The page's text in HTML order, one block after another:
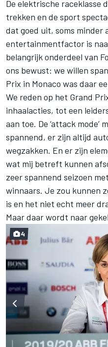
De elektrische raceklasse
trekken en de sport
dat goed uit, soms minder
entertainmentfactor is
belangrijk onderdeel van
ons bewust: we willen
Prix in Monaco was daar
We reden op het Grand
inhaalacties, tot een
aan toe. De ‘attack mode’
spannend, er zijn altijd
wegzakken. En er zijn
wat mij betreft kunnen
zeer spannend seizoen
winnaars. Je zou kunnen
is en het niet echt meer
Maar daar wordt naar
4